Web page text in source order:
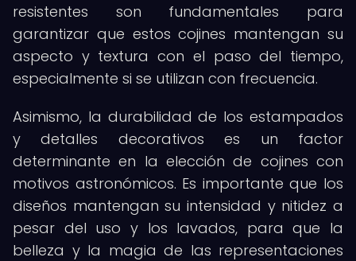
resistentes son fundamentales para
garantizar que estos cojines mantengan su
aspecto y textura con el paso del tiempo,
especialmente si se utilizan con frecuencia.
Asimismo, la durabilidad de los estampados
y detalles decorativos es un factor
determinante en la elección de cojines con
motivos astronómicos. Es importante que los
diseños mantengan su intensidad y nitidez a
pesar del uso y los lavados, para que la
belleza y la magia de las representaciones